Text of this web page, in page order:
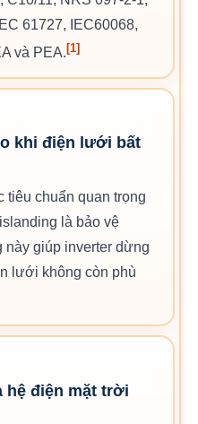
61727, IEC60068,
và PEA. [1]
khi điện lưới bất
tiêu chuẩn quan trọng
là bảo vệ
này giúp inverter dừng
lưới không còn phù
hệ điện mặt trời